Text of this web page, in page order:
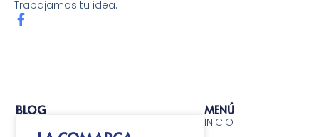
Trabajamos tu idea.
MENÚ
INICIO
BLOG